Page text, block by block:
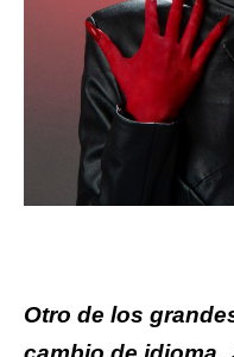
Otro de los